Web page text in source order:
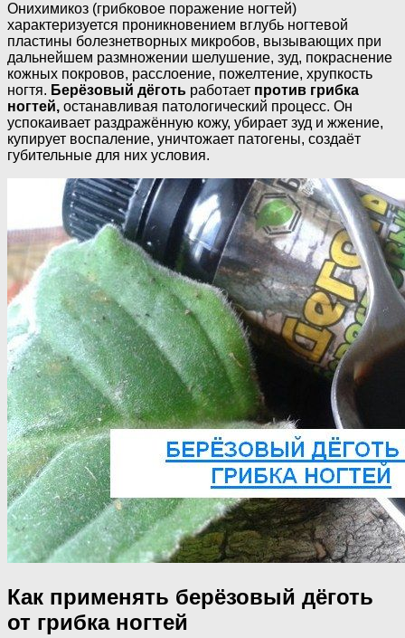
Онихимикоз (грибковое поражение ногтей)
характеризуется проникновением вглубь ногтевой
пластины болезнетворных микробов, вызывающих при
дальнейшем размножении шелушение, зуд, покраснение
кожных покровов, расслоение, пожелтение, хрупкость
ногтя. Берёзовый дёготь работает против грибка
ногтей, останавливая патологический процесс. Он
успокаивает раздражённую кожу, убирает зуд и жжение,
купирует воспаление, уничтожает патогены, создаёт
губительные для них условия.
Как применять берёзовый дёготь
от грибка ногтей